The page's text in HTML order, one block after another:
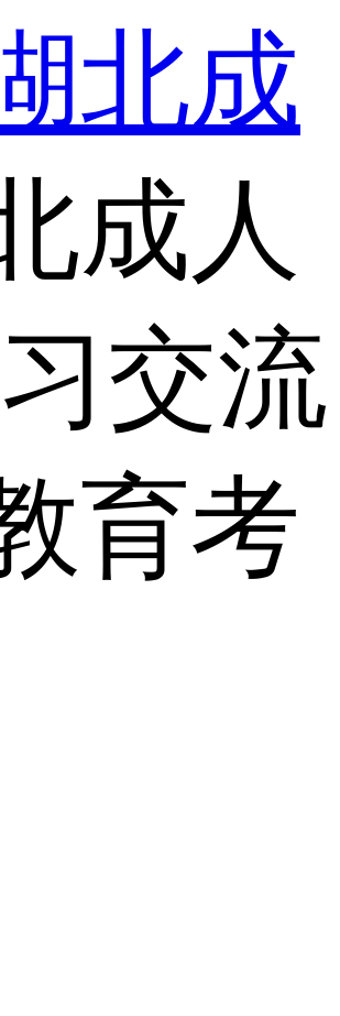
北成
成人
交流
育考